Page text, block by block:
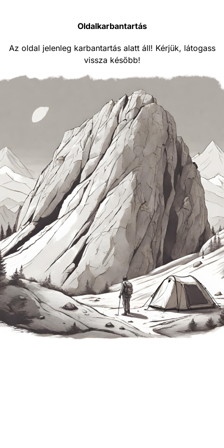
Oldalkarbantartás
Az oldal jelenleg karbantartás alatt áll! Kérjük, látogass
vissza később!